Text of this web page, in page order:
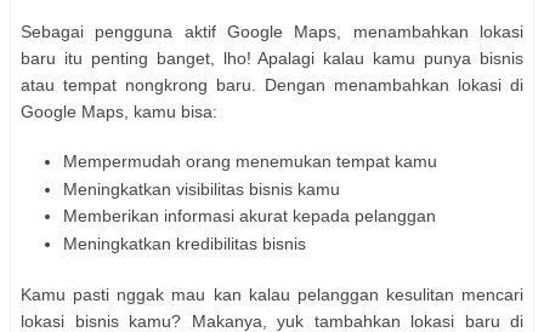
Sebagai pengguna aktif Google Maps, menambahkan lokasi
baru itu penting banget, lho! Apalagi kalau kamu punya bisnis
atau tempat nongkrong baru. Dengan menambahkan lokasi di
Google Maps, kamu bisa:
Mempermudah orang menemukan tempat kamu
Meningkatkan visibilitas bisnis kamu
Memberikan informasi akurat kepada pelanggan
Meningkatkan kredibilitas bisnis
Kamu pasti nggak mau kan kalau pelanggan kesulitan mencari
lokasi bisnis kamu? Makanya, yuk tambahkan lokasi baru di